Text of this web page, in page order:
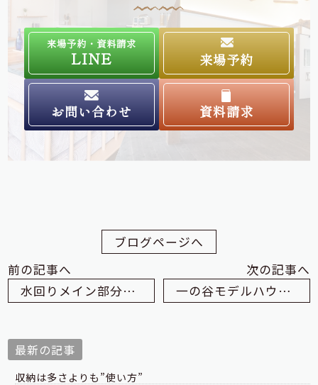
来場予約・資料請求
LINE 来場予約
お問い合わせ 資料請求
ブログページへ
前の記事へ
水回りメイン部分リノベーション 出雲市K様邸
次の記事へ
一の谷モデルハウスはどうなる？！
最新の記事
収納は多さよりも”使い方”